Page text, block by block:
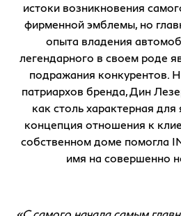
истоки возникновения
фирменной эмблемы, но
опыта владения
легендарного в своем роде
подражания конкурентов.
патриархов бренда, Дин
как столь характерная для
концепция отношения к
собственном доме помогла
имя на совершенно